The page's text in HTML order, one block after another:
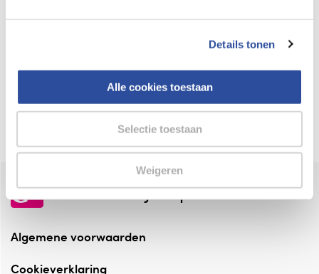
Details tonen
Alle cookies toestaan
Selectie toestaan
Weigeren
Altijd onze folder bij de hand
Check onze folders ⁠bij AlleFolders.
de vriendelijke specialist
Algemene voorwaarden
Cookieverklaring